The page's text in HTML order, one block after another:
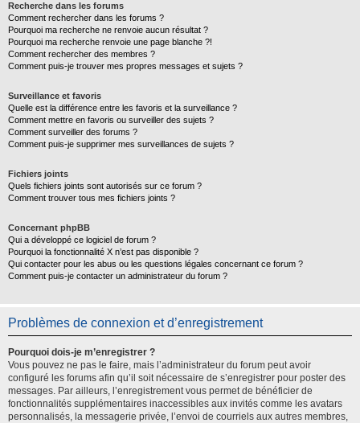
Recherche dans les forums
Comment rechercher dans les forums ?
Pourquoi ma recherche ne renvoie aucun résultat ?
Pourquoi ma recherche renvoie une page blanche ?!
Comment rechercher des membres ?
Comment puis-je trouver mes propres messages et sujets ?
Surveillance et favoris
Quelle est la différence entre les favoris et la surveillance ?
Comment mettre en favoris ou surveiller des sujets ?
Comment surveiller des forums ?
Comment puis-je supprimer mes surveillances de sujets ?
Fichiers joints
Quels fichiers joints sont autorisés sur ce forum ?
Comment trouver tous mes fichiers joints ?
Concernant phpBB
Qui a développé ce logiciel de forum ?
Pourquoi la fonctionnalité X n’est pas disponible ?
Qui contacter pour les abus ou les questions légales concernant ce forum ?
Comment puis-je contacter un administrateur du forum ?
Problèmes de connexion et d’enregistrement
Pourquoi dois-je m’enregistrer ?
Vous pouvez ne pas le faire, mais l’administrateur du forum peut avoir
configuré les forums afin qu’il soit nécessaire de s’enregistrer pour poster des
messages. Par ailleurs, l’enregistrement vous permet de bénéficier de
fonctionnalités supplémentaires inaccessibles aux invités comme les avatars
personnalisés, la messagerie privée, l’envoi de courriels aux autres membres,